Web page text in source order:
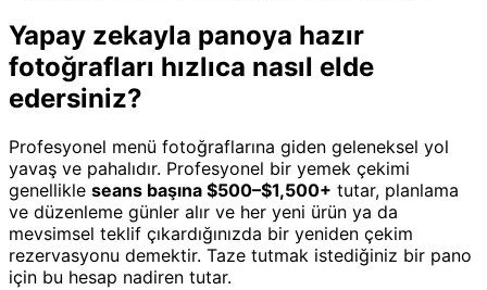
Yapay zekayla panoya hazır
fotoğrafları hızlıca nasıl elde
edersiniz?
Profesyonel menü fotoğraflarına giden geleneksel yol
yavaş ve pahalıdır. Profesyonel bir yemek çekimi
genellikle seans başına $500–$1,500+ tutar, planlama
ve düzenleme günler alır ve her yeni ürün ya da
mevsimsel teklif çıkardığınızda bir yeniden çekim
rezervasyonu demektir. Taze tutmak istediğiniz bir pano
için bu hesap nadiren tutar.